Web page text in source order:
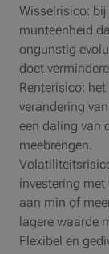
Wisselrisico: bij
munteenheid
ongunstig
doet
Renterisico:
verandering
een daling van
meebrengen.
investering
aan min of
lagere waarde
Flexibel en